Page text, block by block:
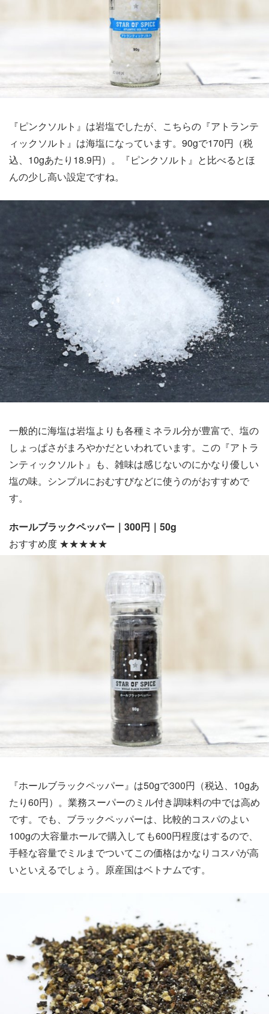
『ピンクソルト』は岩塩でしたが、こちらの『アトランテ
ィックソルト』は海塩になっています。90gで170円（税
込、10gあたり18.9円）。『ピンクソルト』と比べるとほ
んの少し高い設定ですね。
一般的に海塩は岩塩よりも各種ミネラル分が豊富で、塩の
しょっぱさがまろやかだといわれています。この『アトラ
ンティックソルト』も、雑味は感じないのにかなり優しい
塩の味。シンプルにおむすびなどに使うのがおすすめで
す。
ホールブラックペッパー｜300円｜50g
おすすめ度 ★★★★★
『ホールブラックペッパー』は50gで300円（税込、10gあ
たり60円）。業務スーパーのミル付き調味料の中では高め
です。でも、ブラックペッパーは、比較的コスパのよい
100gの大容量ホールで購入しても600円程度はするので、
手軽な容量でミルまでついてこの価格はかなりコスパが高
いといえるでしょう。原産国はベトナムです。